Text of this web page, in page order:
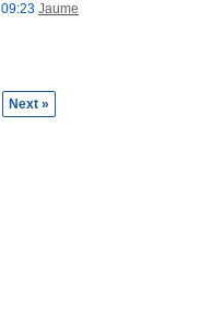
Jaume
Next »